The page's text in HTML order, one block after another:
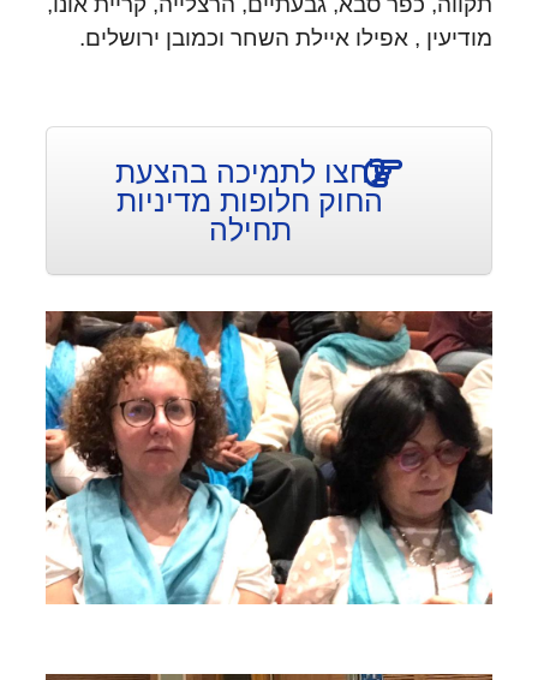
מודיעין , אפילו איילת השחר וכמובן ירושלים.
לחצו לתמיכה בהצעת
החוק חלופות מדיניות
תחילה